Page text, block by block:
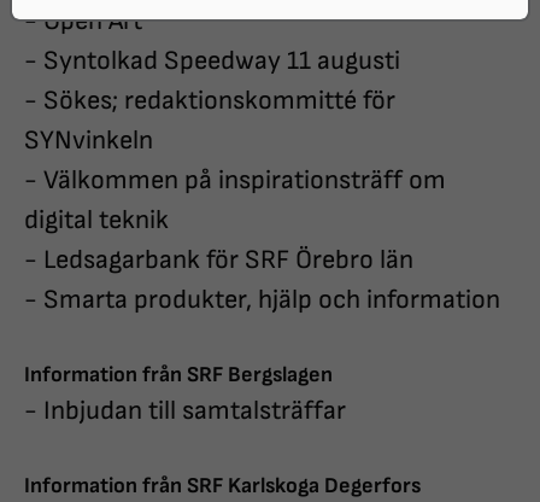
- Open Art
- Syntolkad Speedway 11 augusti
- Sökes; redaktionskommitté för
SYNvinkeln
- Välkommen på inspirationsträff om
digital teknik
- Ledsagarbank för SRF Örebro län
- Smarta produkter, hjälp och information
Information från SRF Bergslagen
- Inbjudan till samtalsträffar
Information från SRF Karlskoga Degerfors